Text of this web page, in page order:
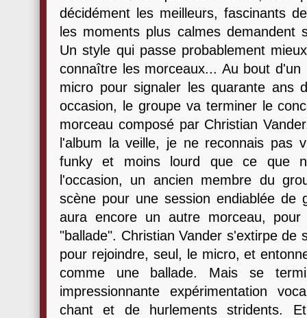
décidément les meilleurs, fascinants
les moments plus calmes demandent
Un style qui passe probablement
connaître les morceaux... Au bout
micro pour signaler les quarante ans
occasion, le groupe va terminer le
morceau composé par Christian
l'album la veille, je ne reconnais pas
funky et moins lourd que ce que
l'occasion, un ancien membre du
scène pour une session endiablée de
aura encore un autre morceau,
"ballade". Christian Vander s'extirpe de
pour rejoindre, seul, le micro, et
comme une ballade. Mais se
impressionnante expérimentation
chant et de hurlements stridents.